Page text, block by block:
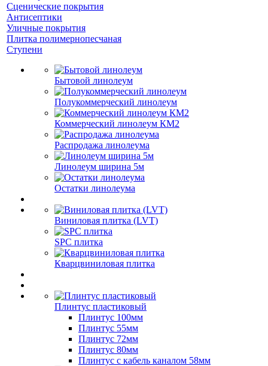
Сценические покрытия
Антисептики
Уличные покрытия
Плитка полимернопесчаная
Ступени
Бытовой линолеум
Полукоммерческий линолеум
Коммерческий линолеум КМ2
Распродажа линолеума
Линолеум ширина 5м
Остатки линолеума
Виниловая плитка (LVT)
SPC плитка
Кварцвиниловая плитка
Плинтус пластиковый
Плинтус 100мм
Плинтус 55мм
Плинтус 72мм
Плинтус 80мм
Плинтус с кабель каналом 58мм